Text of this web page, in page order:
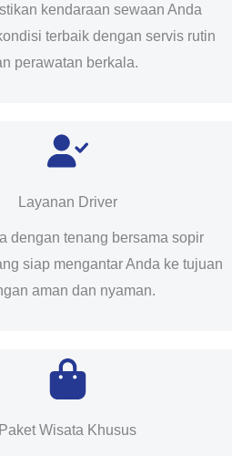
kendaraan sewaan Anda
terbaik dengan servis rutin
perawatan berkala.
Layanan Driver
dengan tenang bersama sopir
siap mengantar Anda ke tujuan
aman dan nyaman.
Paket Wisata Khusus